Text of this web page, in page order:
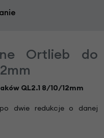
Ortlieb do
QL2.1 8/10/12mm
dwie redukcje o danej